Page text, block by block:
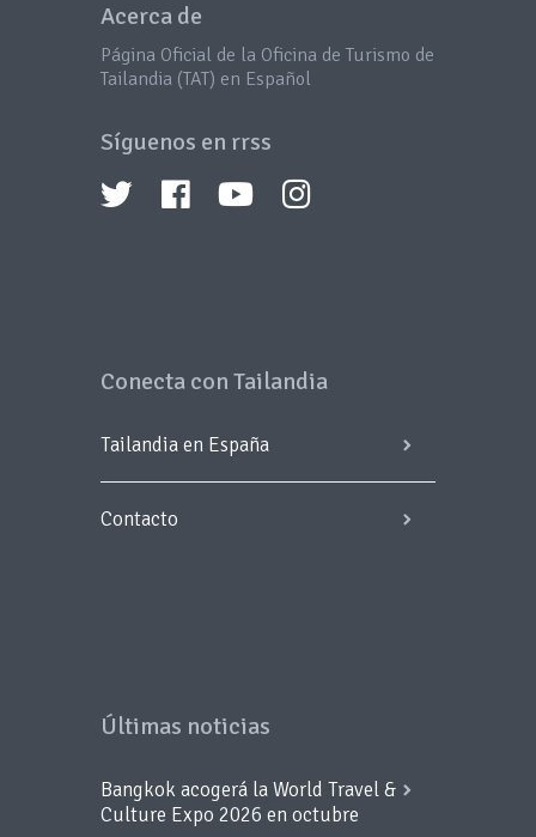
Acerca de
Página Oficial de la Oficina de Turismo de
Tailandia (TAT) en Español
Síguenos en rrss
Conecta con Tailandia
Tailandia en España
Contacto
Últimas noticias
Bangkok acogerá la World Travel &
Culture Expo 2026 en octubre